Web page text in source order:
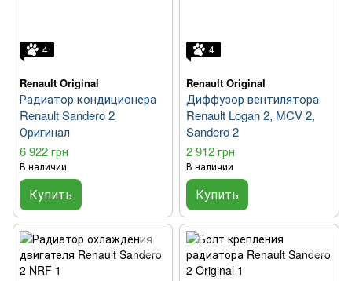
4
Renault Original
Радиатор кондиционера
Renault Sandero 2
Оригинал
6 922 грн
В наличии
Купить
4
Renault Original
Диффузор вентилятора
Renault Logan 2, MCV 2,
Sandero 2
2 912 грн
В наличии
Купить